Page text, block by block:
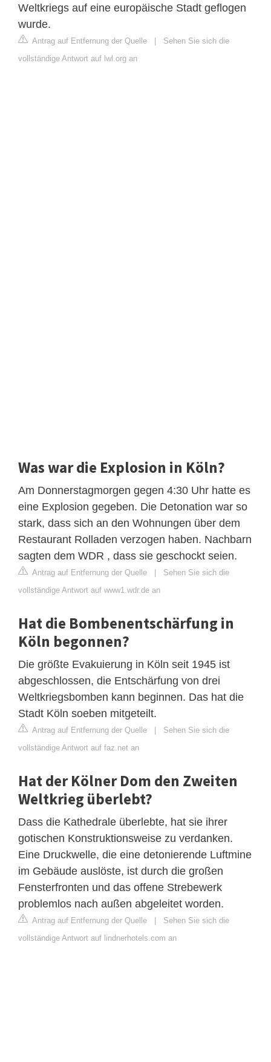
Weltkriegs auf eine europäische Stadt geflogen
wurde.
Antrag auf Entfernung der Quelle | Sehen Sie sich die
vollständige Antwort auf lwl.org an
Was war die Explosion in Köln?
Am Donnerstagmorgen gegen 4:30 Uhr hatte es
eine Explosion gegeben. Die Detonation war so
stark, dass sich an den Wohnungen über dem
Restaurant Rolladen verzogen haben. Nachbarn
sagten dem WDR , dass sie geschockt seien.
Antrag auf Entfernung der Quelle | Sehen Sie sich die
vollständige Antwort auf www1.wdr.de an
Hat die Bombenentschärfung in
Köln begonnen?
Die größte Evakuierung in Köln seit 1945 ist
abgeschlossen, die Entschärfung von drei
Weltkriegsbomben kann beginnen. Das hat die
Stadt Köln soeben mitgeteilt.
Antrag auf Entfernung der Quelle | Sehen Sie sich die
vollständige Antwort auf faz.net an
Hat der Kölner Dom den Zweiten
Weltkrieg überlebt?
Dass die Kathedrale überlebte, hat sie ihrer
gotischen Konstruktionsweise zu verdanken.
Eine Druckwelle, die eine detonierende Luftmine
im Gebäude auslöste, ist durch die großen
Fensterfronten und das offene Strebewerk
problemlos nach außen abgeleitet worden.
Antrag auf Entfernung der Quelle | Sehen Sie sich die
vollständige Antwort auf lindnerhotels.com an